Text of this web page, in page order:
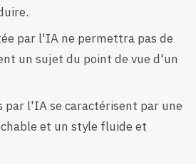
par l'IA ne permettra pas de
un sujet du point de vue d'un
par l'IA se caractérisent par une
et un style fluide et